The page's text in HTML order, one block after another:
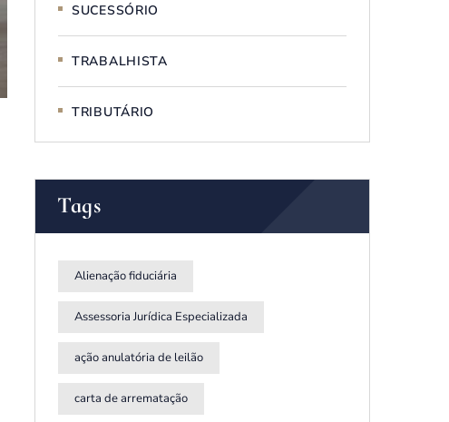
SUCESSÓRIO
TRABALHISTA
TRIBUTÁRIO
Tags
Alienação fiduciária
Assessoria Jurídica Especializada
ação anulatória de leilão
carta de arrematação